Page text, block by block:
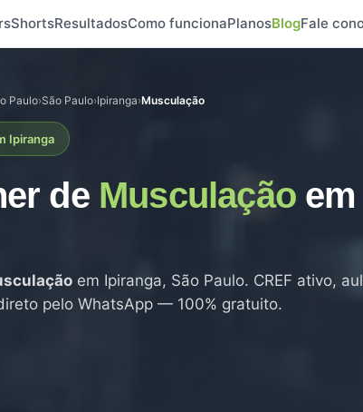
ShortsResultadosComo funcionaPlanosBlogFale
Paulo›São Paulo›Ipiranga›Musculação
Ipiranga
de Musculação em
em Ipiranga, São Paulo. CREF ativo,
pelo WhatsApp — 100% gratuito.